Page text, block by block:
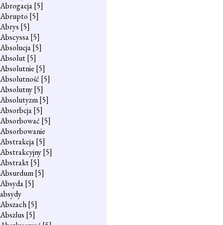
Abrogacja[5]
Abrupto [5]
Abrys [5]
Abscyssa[5]
Absolucja[5]
Absolut[5]
Absolutnie [5]
Absolutność [5]
Absolutny[5]
Absolutyzm[5]
Absorbcja[5]
Absorbować [5]
Absorbowanie
Abstrakcja[5]
Abstrakcyjny[5]
Abstrakt[5]
Absurdum[5]
Absyda[5]
absydy
Abszach[5]
Abszlus [5]